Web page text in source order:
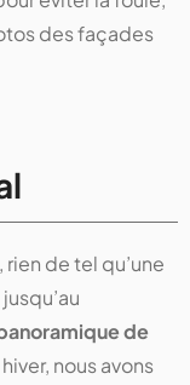
des façades
de tel qu’une
de
nous avons